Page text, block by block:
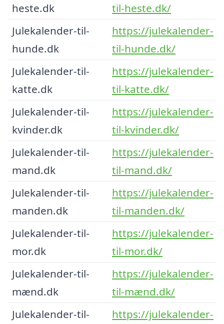
heste.dk
til-heste.dk/
Julekalender-til-
hunde.dk
https://julekalender-
til-hunde.dk/
Julekalender-til-
katte.dk
https://julekalender-
til-katte.dk/
Julekalender-til-
kvinder.dk
https://julekalender-
til-kvinder.dk/
Julekalender-til-
mand.dk
https://julekalender-
til-mand.dk/
Julekalender-til-
manden.dk
https://julekalender-
til-manden.dk/
Julekalender-til-
mor.dk
https://julekalender-
til-mor.dk/
Julekalender-til-
mænd.dk
https://julekalender-
til-mænd.dk/
Julekalender-til-
https://julekalender-